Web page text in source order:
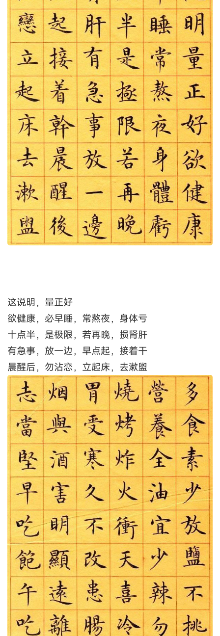
这说明，量正好
欲健康，必早睡，常熬夜，身体亏
十点半，是极限，若再晚，损肾肝
有急事，放一边，早点起，接着干
晨醒后，勿沾恋，立起床，去漱盥